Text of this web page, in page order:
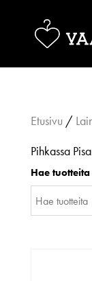
Etusivu /
Pihkassa
Hae tuotteita